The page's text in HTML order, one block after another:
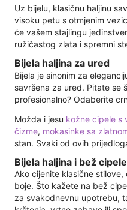
Uz bijelu, klasičnu haljinu
visoku petu s otmjenim
će vašem stajlingu
ružičastog zlata i spremni
Bijela haljina za ured
Bijela je sinonim za
savršena za ured. Pitate se
profesionalno? Odaberite
Možda i jesu kožne cipele s
čizme, mokasinke sa
stan. Svaki od ovih
Bijela haljina i bež cipele
Ako cijenite klasične
boje. Što kažete na bež
za svakodnevnu upotrebu,